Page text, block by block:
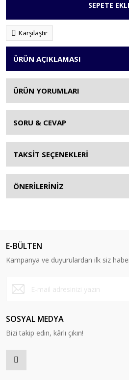
SEPETE
Karşılaştır
ÜRÜN AÇIKLAMASI
ÜRÜN YORUMLARI
SORU & CEVAP
TAKSİT SEÇENEKLERİ
ÖNERİLERİNİZ
E-BÜLTEN
Kampanya ve duyurulardan ilk siz
SOSYAL MEDYA
Bizi takip edin, kârlı çıkın!